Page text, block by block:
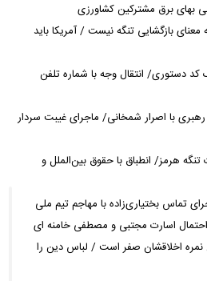
بهای برق مشترکین کشاورزی
بازگشایی تنگه نیست / آمریکا باید
دستوری/ انتقال وجه با شماره تلفن
با اصرار شمخانی/ ماجرای غیبت سردار
هرمز/ انطباق با حقوق بین‌الملل و
تماس بختیاری‌زاده با مهاجم تیم ملی
احتمال اسارت مجتبی و مصطفی خامنه ای
اخلاقشان صفر است / لباس دین را